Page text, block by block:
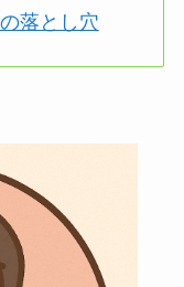
落とし穴